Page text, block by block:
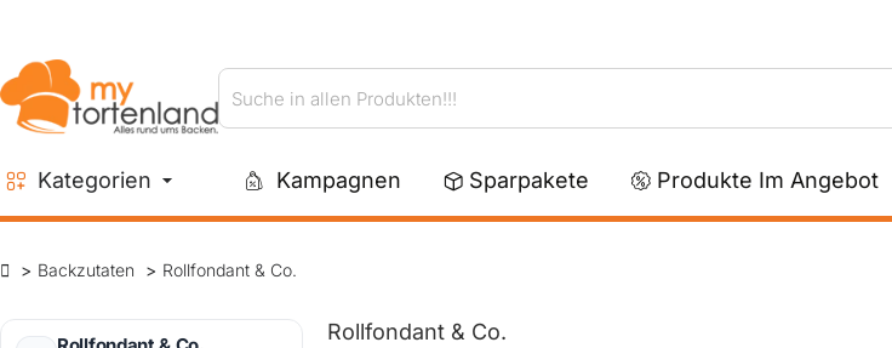
Suche
in
Produkten!!!
Kategorien Kampagnen Sparpakete Produkte Im Angebot
Backzutaten Rollfondant & Co.
Rollfondant & Co.